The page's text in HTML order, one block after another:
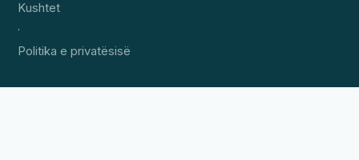
Kushtet
·
Politika e privatësisë